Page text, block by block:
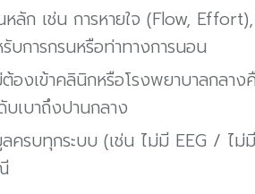
หลัก เช่น การหายใจ (Flow,
บการกรนหรือท่าทางการนอน
องเข้าคลินิกหรือโรงพยาบาลกลา
เบาถึงปานกลาง
ครบทุกระบบ (เช่น ไม่มี EEG / ไ